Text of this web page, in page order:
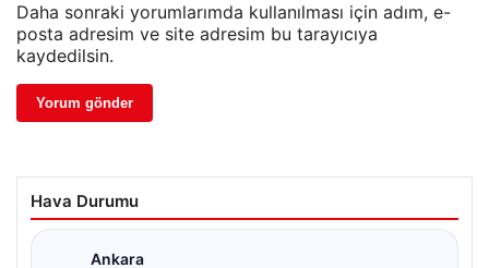
Daha sonraki yorumlarımda kullanılması için adım, e-
posta adresim ve site adresim bu tarayıcıya
kaydedilsin.
Hava Durumu
Ankara